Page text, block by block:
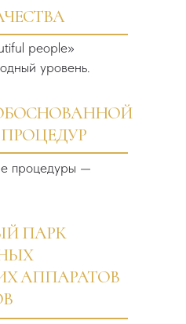
ПАРК
АППАРАТОВ
процедуры —
people»
уровень.